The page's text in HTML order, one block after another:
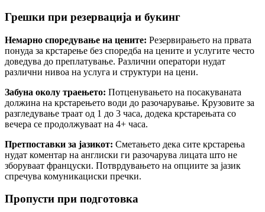
Грешки при резервација и букинг
Немарно споредување на цените: Резервирањето на првата
понуда за крстарење без споредба на цените и услугите често
доведува до преплатување. Различни оператори нудат
различни нивоа на услуга и структури на цени.
Забуна околу траењето: Потценувањето на посакуваната
должина на крстарењето води до разочарување. Крузовите за
разгледување траат од 1 до 3 часа, додека крстарењата со
вечера се продолжуваат на 4+ часа.
Претпоставки за јазикот: Сметањето дека сите крстарења
нудат коментар на англиски ги разочарува лицата што не
зборуваат француски. Потврдувањето на опциите за јазик
спречува комуникациски пречки.
Пропусти при подготовка